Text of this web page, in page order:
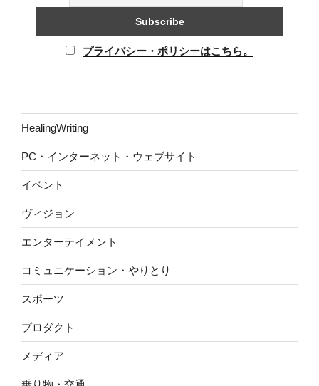
プライバシー・ポリシーはこちら。
HealingWriting
PC・インターネット・ウェブサイト
イベント
ヴィジョン
エンターテイメント
コミュニケーション・やりとり
スポーツ
プロダクト
メディア